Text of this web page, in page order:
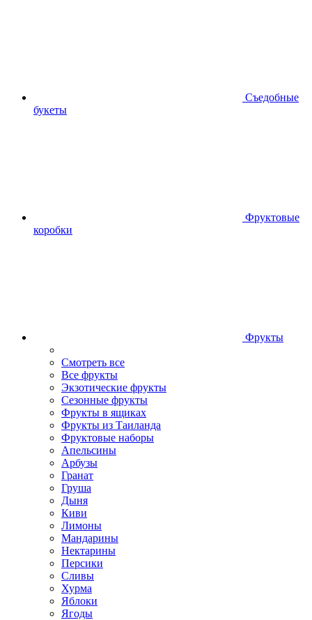
Съедобные
букеты
Фруктовые
коробки
Фрукты
Смотреть все
Все фрукты
Экзотические фрукты
Сезонные фрукты
Фрукты в ящиках
Фрукты из Таиланда
Фруктовые наборы
Апельсины
Арбузы
Гранат
Груша
Дыня
Киви
Лимоны
Мандарины
Нектарины
Персики
Сливы
Хурма
Яблоки
Ягоды